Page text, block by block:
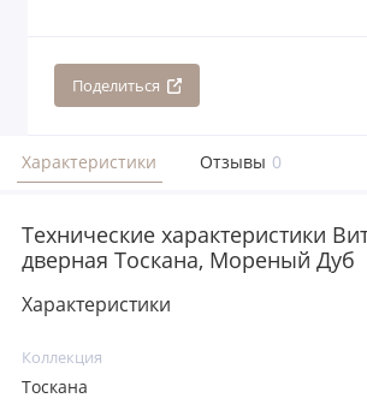
Поделиться
Характеристики Отзывы 0
Технические характеристики
дверная Тоскана, Мореный Дуб
Характеристики
Коллекция
Тоскана